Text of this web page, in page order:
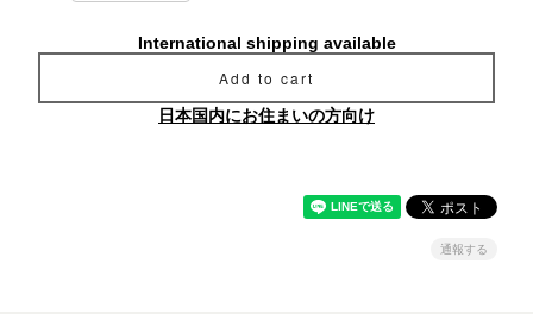
International shipping available
Add to cart
日本国内にお住まいの方向け
通報する